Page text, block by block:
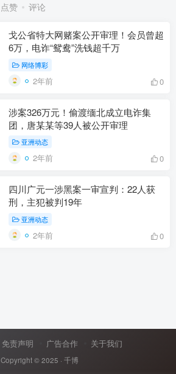
点赞 评论
戈公省特大网赌案公开审理！会员曾超
6万，电诈“鸳鸯”洗钱超千万
网络博彩
2年前 0
涉案326万元！偷渡缅北成立电诈集
团，唐某某等39人被公开审理
亚洲动态
2年前 0
四川广元一涉黑案一审宣判：22人获
刑，主犯被判19年
亚洲动态
2年前 0
免责声明 广告合作 关于我们
Copyright © 2025 · 千博